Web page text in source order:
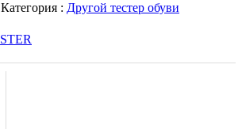
Категория : Другой тестер обуви